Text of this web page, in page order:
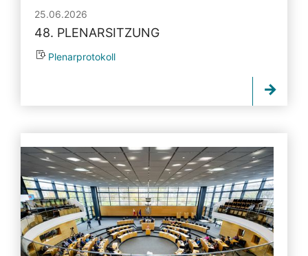
25.06.2026
48. PLENARSITZUNG
Plenarprotokoll